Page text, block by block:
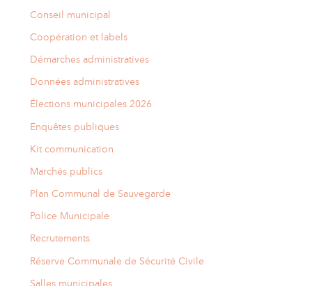
Conseil municipal
Coopération et labels
Démarches administratives
Données administratives
Élections municipales 2026
Enquêtes publiques
Kit communication
Marchés publics
Plan Communal de Sauvegarde
Police Municipale
Recrutements
Réserve Communale de Sécurité Civile
Salles municipales